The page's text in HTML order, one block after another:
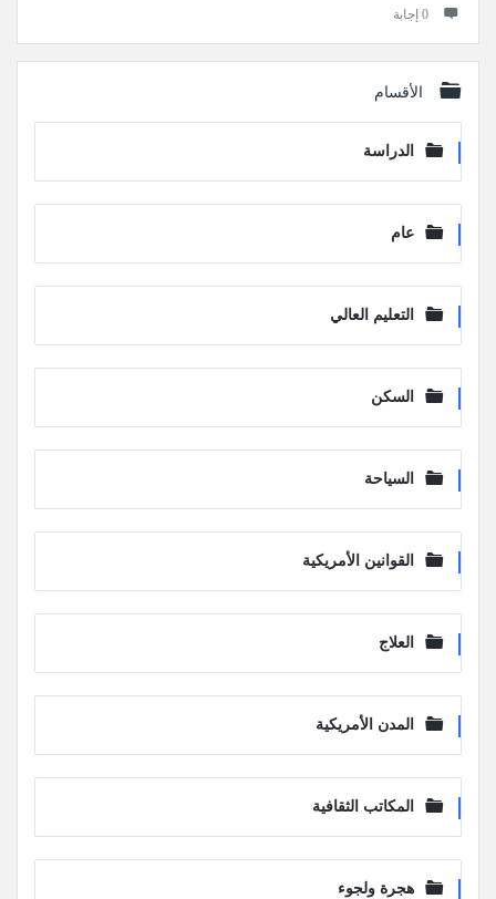
‫0 إجابة
الأقسام
الدراسة
عام
التعليم العالي
السكن
السياحة
القوانين الأمريكية
العلاج
المدن الأمريكية
المكاتب الثقافية
هجرة ولجوء